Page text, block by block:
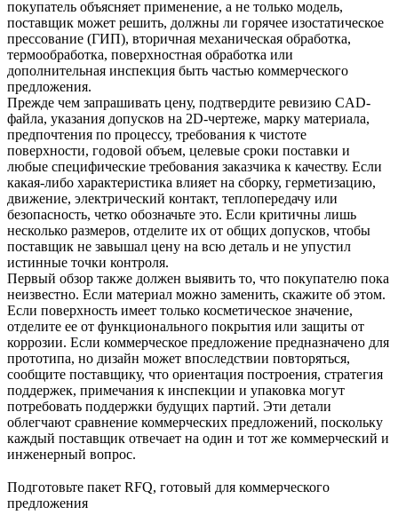
покупатель объясняет применение, а не только модель,
поставщик может решить, должны ли горячее изостатическое
прессование (ГИП), вторичная механическая обработка,
термообработка, поверхностная обработка или
дополнительная инспекция быть частью коммерческого
предложения.
Прежде чем запрашивать цену, подтвердите ревизию CAD-
файла, указания допусков на 2D-чертеже, марку материала,
предпочтения по процессу, требования к чистоте
поверхности, годовой объем, целевые сроки поставки и
любые специфические требования заказчика к качеству. Если
какая-либо характеристика влияет на сборку, герметизацию,
движение, электрический контакт, теплопередачу или
безопасность, четко обозначьте это. Если критичны лишь
несколько размеров, отделите их от общих допусков, чтобы
поставщик не завышал цену на всю деталь и не упустил
истинные точки контроля.
Первый обзор также должен выявить то, что покупателю пока
неизвестно. Если материал можно заменить, скажите об этом.
Если поверхность имеет только косметическое значение,
отделите ее от функционального покрытия или защиты от
коррозии. Если коммерческое предложение предназначено для
прототипа, но дизайн может впоследствии повторяться,
сообщите поставщику, что ориентация построения, стратегия
поддержек, примечания к инспекции и упаковка могут
потребовать поддержки будущих партий. Эти детали
облегчают сравнение коммерческих предложений, поскольку
каждый поставщик отвечает на один и тот же коммерческий и
инженерный вопрос.
Подготовьте пакет RFQ, готовый для коммерческого
предложения